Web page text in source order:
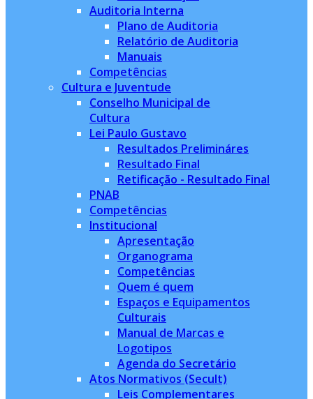
Auditoria Interna
Plano de Auditoria
Relatório de Auditoria
Manuais
Competências
Cultura e Juventude
Conselho Municipal de
Cultura
Lei Paulo Gustavo
Resultados Prelimináres
Resultado Final
Retificação - Resultado Final
PNAB
Competências
Institucional
Apresentação
Organograma
Competências
Quem é quem
Espaços e Equipamentos
Culturais
Manual de Marcas e
Logotipos
Agenda do Secretário
Atos Normativos (Secult)
Leis Complementares